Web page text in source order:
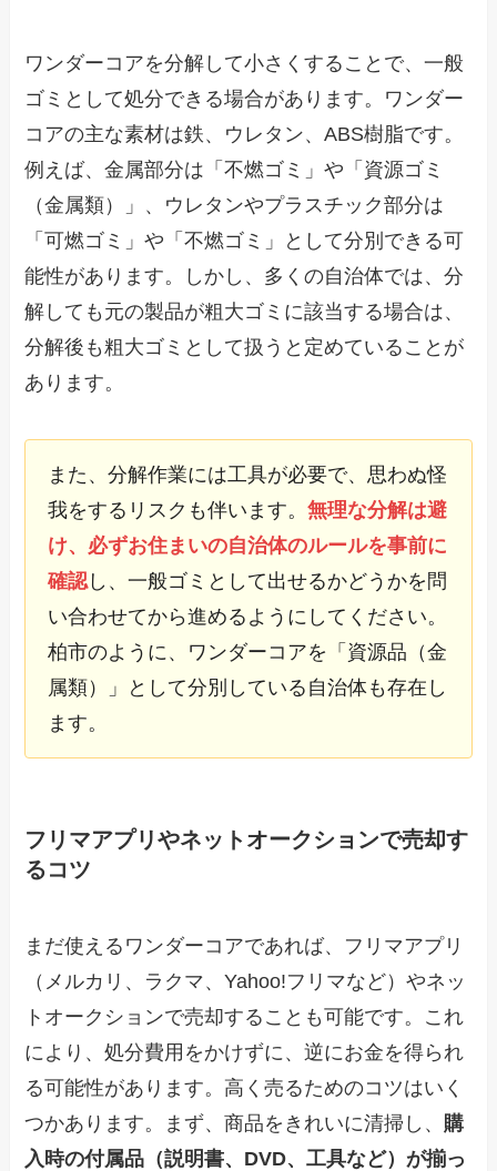
ワンダーコアを分解して小さくすることで、一般
ゴミとして処分できる場合があります。ワンダー
コアの主な素材は鉄、ウレタン、ABS樹脂です。
例えば、金属部分は「不燃ゴミ」や「資源ゴミ
（金属類）」、ウレタンやプラスチック部分は
「可燃ゴミ」や「不燃ゴミ」として分別できる可
能性があります。しかし、多くの自治体では、分
解しても元の製品が粗大ゴミに該当する場合は、
分解後も粗大ゴミとして扱うと定めていることが
あります。
また、分解作業には工具が必要で、思わぬ怪
我をするリスクも伴います。無理な分解は避
け、必ずお住まいの自治体のルールを事前に
確認し、一般ゴミとして出せるかどうかを問
い合わせてから進めるようにしてください。
柏市のように、ワンダーコアを「資源品（金
属類）」として分別している自治体も存在し
ます。
フリマアプリやネットオークションで売却す
るコツ
まだ使えるワンダーコアであれば、フリマアプリ
（メルカリ、ラクマ、Yahoo!フリマなど）やネッ
トオークションで売却することも可能です。これ
により、処分費用をかけずに、逆にお金を得られ
る可能性があります。高く売るためのコツはいく
つかあります。まず、商品をきれいに清掃し、 購
入時の付属品（説明書、DVD、工具など）が揃っ